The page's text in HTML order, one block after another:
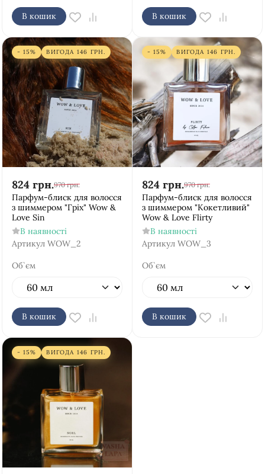
В кошик В кошик
- 15% ВИГОДА 146 ГРН.
824 грн.970 грн.
Парфум-блиск для волосся
з шиммером "Гріх" Wow &
Love Sin
В наявності
Артикул WOW_2
Об`єм
В кошик
- 15% ВИГОДА 146 ГРН.
824 грн.970 грн.
Парфум-блиск для волосся
з шиммером "Кокетливий"
Wow & Love Flirty
В наявності
Артикул WOW_3
Об`єм
В кошик
- 15% ВИГОДА 146 ГРН.